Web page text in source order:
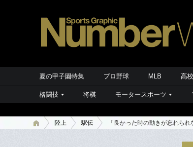
夏の甲子園特集 プロ野球 MLB 高
格闘技 将棋 モータースポーツ
陸上 駅伝 「良かった時の動きが忘れら